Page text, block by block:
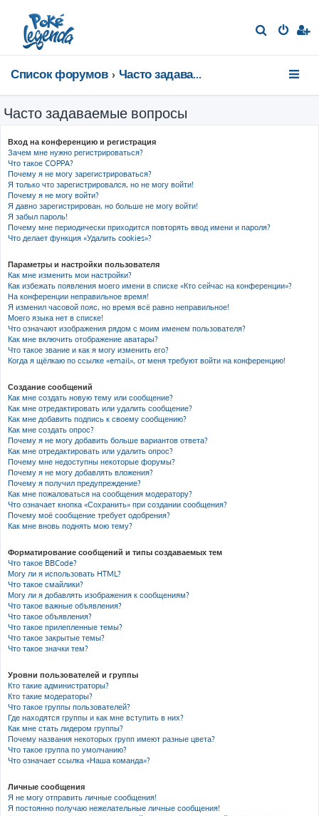
Список форумов Часто задаваемые вопросы
Часто задаваемые вопросы
Вход на конференцию и регистрация
Зачем мне нужно регистрироваться?
Что такое COPPA?
Почему я не могу зарегистрироваться?
Я только что зарегистрировался, но не могу войти!
Почему я не могу войти?
Я давно зарегистрирован, но больше не могу войти!
Я забыл пароль!
Почему мне периодически приходится повторять ввод имени и пароля?
Что делает функция «Удалить cookies»?
Параметры и настройки пользователя
Как мне изменить мои настройки?
Как избежать появления моего имени в списке «Кто сейчас на конференции»?
На конференции неправильное время!
Я изменил часовой пояс, но время всё равно неправильное!
Моего языка нет в списке!
Что означают изображения рядом с моим именем пользователя?
Как мне включить отображение аватары?
Что такое звание и как я могу изменить его?
Когда я щёлкаю по ссылке «email», от меня требуют войти на конференцию!
Создание сообщений
Как мне создать новую тему или сообщение?
Как мне отредактировать или удалить сообщение?
Как мне добавить подпись к своему сообщению?
Как мне создать опрос?
Почему я не могу добавить больше вариантов ответа?
Как мне отредактировать или удалить опрос?
Почему мне недоступны некоторые форумы?
Почему я не могу добавлять вложения?
Почему я получил предупреждение?
Как мне пожаловаться на сообщения модератору?
Что означает кнопка «Сохранить» при создании сообщения?
Почему моё сообщение требует одобрения?
Как мне вновь поднять мою тему?
Форматирование сообщений и типы создаваемых тем
Что такое BBCode?
Могу ли я использовать HTML?
Что такое смайлики?
Могу ли я добавлять изображения к сообщениям?
Что такое важные объявления?
Что такое объявления?
Что такое прилепленные темы?
Что такое закрытые темы?
Что такое значки тем?
Уровни пользователей и группы
Кто такие администраторы?
Кто такие модераторы?
Что такое группы пользователей?
Где находятся группы и как мне вступить в них?
Как мне стать лидером группы?
Почему названия некоторых групп имеют разные цвета?
Что такое группа по умолчанию?
Что означает ссылка «Наша команда»?
Личные сообщения
Я не могу отправить личные сообщения!
Я постоянно получаю нежелательные личные сообщения!